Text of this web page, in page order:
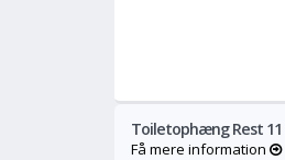
Toiletophæng Rest
Få mere information